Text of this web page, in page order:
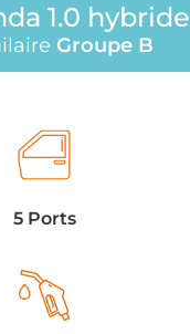
1.0 hybride
Groupe B
5 Ports